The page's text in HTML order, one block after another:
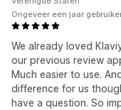
We already loved
our previous review
Much easier to use.
difference for us
have a question. So
Ongeveer een jaar